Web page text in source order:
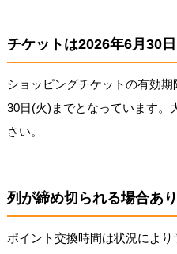
チケットは2026年6月30
ショッピングチケットの有効
30日(火)までとなっています。
さい。
列が締め切られる場合あり
ポイント交換時間は状況によ